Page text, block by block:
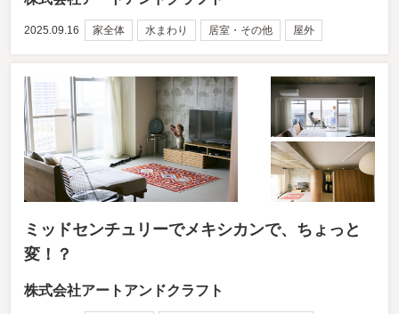
2025.09.16 家全体 水まわり 居室・その他 屋外
ミッドセンチュリーでメキシカンで、ちょっと
変！？
株式会社アートアンドクラフト